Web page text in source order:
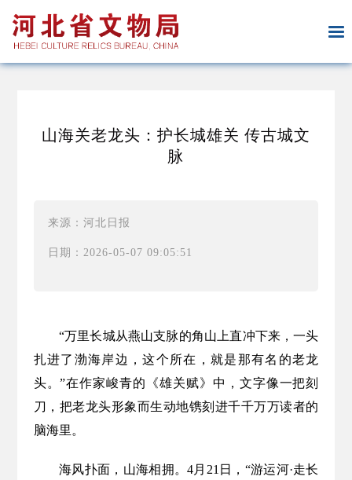
山海关老龙头：护长城雄关 传古城文
脉
来源：河北日报
日期：2026-05-07 09:05:51
“万里长城从燕山支脉的角山上直冲下来，一头
扎进了渤海岸边，这个所在，就是那有名的老龙
头。”在作家峻青的《雄关赋》中，文字像一把刻
刀，把老龙头形象而生动地镌刻进千千万万读者的
脑海里。
海风扑面，山海相拥。4月21日，“游运河·走长